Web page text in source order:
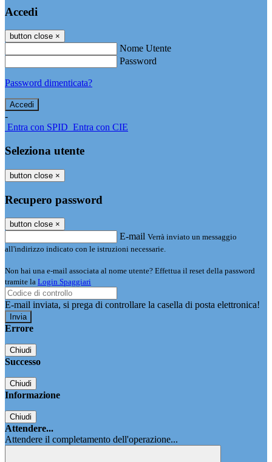
Accedi
button close ×
Nome Utente
Password
Password dimenticata?
-
Entra con SPID Entra con CIE
Seleziona utente
button close ×
Recupero password
button close ×
E-mail Verrà inviato un messaggio
all'indirizzo indicato con le istruzioni necessarie.
Non hai una e-mail associata al nome utente? Effettua il reset della password
tramite la Login Spaggiari
E-mail inviata, si prega di controllare la casella di posta elettronica!
Errore
Chiudi
Successo
Chiudi
Informazione
Chiudi
Attendere...
Attendere il completamento dell'operazione...